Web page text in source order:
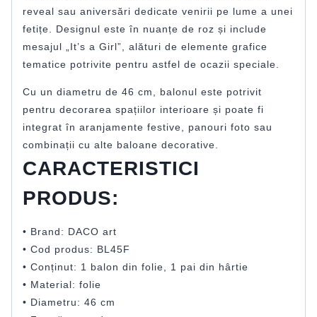
reveal sau aniversări dedicate venirii pe lume a unei
fetițe. Designul este în nuanțe de roz și include
mesajul „It’s a Girl”, alături de elemente grafice
tematice potrivite pentru astfel de ocazii speciale.
Cu un diametru de 46 cm, balonul este potrivit
pentru decorarea spațiilor interioare și poate fi
integrat în aranjamente festive, panouri foto sau
combinații cu alte baloane decorative.
CARACTERISTICI
PRODUS:
• Brand: DACO art
• Cod produs: BL45F
• Conținut: 1 balon din folie, 1 pai din hârtie
• Material: folie
• Diametru: 46 cm